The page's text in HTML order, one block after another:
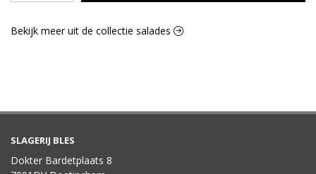
Bekijk meer uit de collectie salades
SLAGERIJ BLES
Dokter Bardetplaats 8